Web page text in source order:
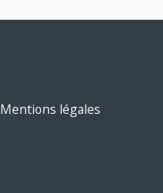
Mentions légales